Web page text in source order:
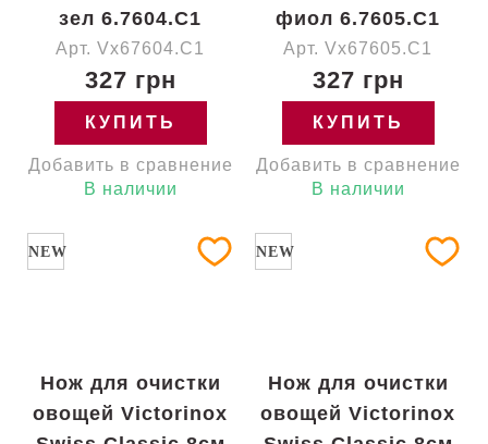
зел 6.7604.C1
Арт. Vx67604.C1
327 грн
КУПИТЬ
Добавить в сравнение
В наличии
фиол 6.7605.C1
Арт. Vx67605.C1
327 грн
КУПИТЬ
Добавить в сравнение
В наличии
NEW
Нож для очистки
овощей Victorinox
NEW
Нож для очистки
овощей Victorinox